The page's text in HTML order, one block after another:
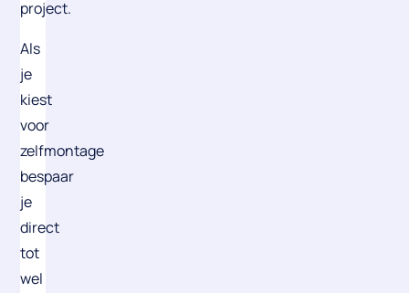
project.
Als
je
kiest
voor
zelfmontage
bespaar
je
direct
tot
wel